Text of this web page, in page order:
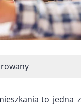
to jedna